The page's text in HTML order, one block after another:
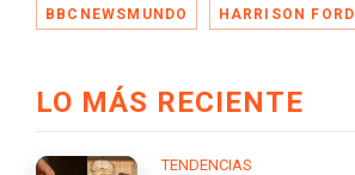
BBCNEWSMUNDO HARRISON FORD
LO MÁS RECIENTE
TENDENCIAS